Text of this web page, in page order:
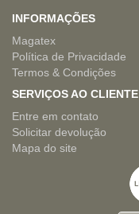
INFORMAÇÕES
Magatex
Política de Privacidade
Termos & Condições
SERVIÇOS AO CLIENTE
Entre em contato
Solicitar devolução
Mapa do site